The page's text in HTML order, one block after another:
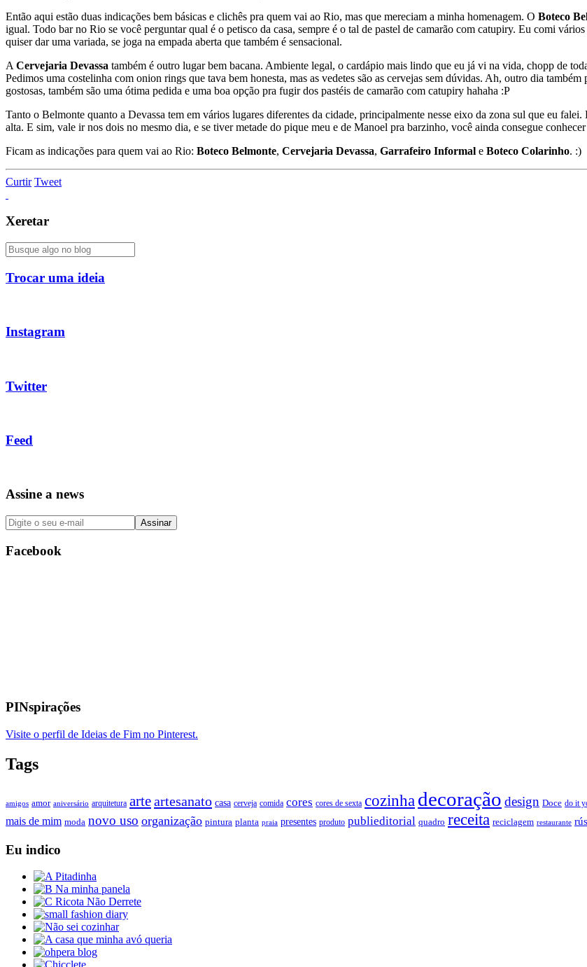
Então aqui estão duas indicações bem básicas e clichês pra quem vai ao Rio, mas que mereciam a minha homenagem. O Boteco
igual. Todo bar no Rio se você perguntar qual é o petisco da casa, sempre é o tal de pastel de camarão com catupiry. Eu comi
quiser dar uma variada, se joga na empada aberta que também é sensacional.
A Cervejaria Devassa também é outro lugar bem bacana. Ambiente legal, o cardápio mais lindo que eu já vi na vida, chopp de
Pedimos uma costelinha com onion rings que tava bem honesta, mas as vedetes são as cervejas sem dúvidas. Ah, outro dia
gostosas, também são uma ótima pedida e uma boa opção pra fugir dos pastéis de camarão com catupiry hahaha :P
Tanto o Belmonte quanto a Devassa tem em vários lugares diferentes da cidade, principalmente nesse eixo da zona sul que eu
alta. E sim, vale ir nos dois no mesmo dia, e se tiver metade do pique meu e de Manoel pra barzinho, você ainda consegue
Ficam as indicações para quem vai ao Rio: Boteco Belmonte, Cervejaria Devassa, Garrafeiro Informal e Boteco Colarinho. :)
Curtir Tweet
Xeretar
Trocar uma ideia
Instagram
Twitter
Feed
Assine a news
Facebook
PINspirações
Visite o perfil de Ideias de Fim no Pinterest.
Tags
amigos amor aniversário arquitetura arteartesanato casa cerveja comida cores cores de sexta cozinha decoração design Doce do it
mais de mim moda novo uso organização pintura planta praia presentes produto publieditorial quadro receita reciclagem restaurante
Eu indico